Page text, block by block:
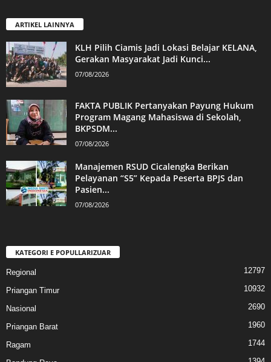
ARTIKEL LAINNYA
KLH Pilih Ciamis Jadi Lokasi Belajar KELANA,
Gerakan Masyarakat Jadi Kunci...
07/08/2026
FAKTA PUBLIK Pertanyakan Payung Hukum
Program Magang Mahasiswa di Sekolah,
BKPSDM...
07/08/2026
Manajemen RSUD Cicalengka Berikan
Pelayanan “S5” Kepada Peserta BPJS dan
Pasien...
07/08/2026
KATEGORI E POPULLARIZUAR
Regional 12797
Priangan Timur 10932
Nasional 2690
Priangan Barat 1960
Ragam 1744